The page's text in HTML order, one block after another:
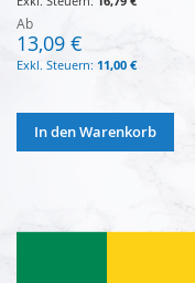
Ab
13,09 €
11,00 €
In den Warenkorb